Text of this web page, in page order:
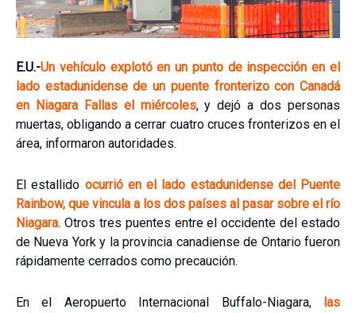
E.U.-Un vehículo explotó en un punto de inspección en el
lado estadunidense de un puente fronterizo con Canadá
en Niagara Fallas el miércoles, y dejó a dos personas
muertas, obligando a cerrar cuatro cruces fronterizos en el
área, informaron autoridades.
El estallido ocurrió en el lado estadunidense del Puente
Rainbow, que vincula a los dos países al pasar sobre el río
Niagara. Otros tres puentes entre el occidente del estado
de Nueva York y la provincia canadiense de Ontario fueron
rápidamente cerrados como precaución.
En el Aeropuerto Internacional Buffalo-Niagara,
las